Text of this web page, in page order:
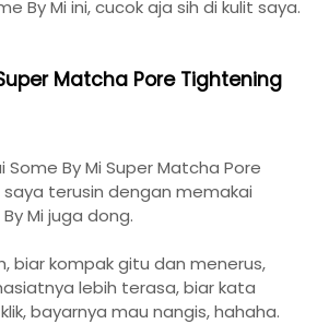
By Mi ini, cucok aja sih di kulit saya.
Matcha Pore Tightening
By Mi Super Matcha Pore
terusin dengan memakai
Mi juga dong.
biar kompak gitu dan menerus,
lebih terasa, biar kata
bayarnya mau nangis, hahaha.